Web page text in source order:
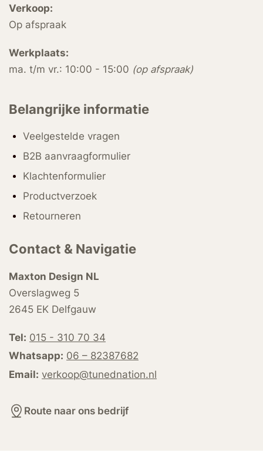
Verkoop:
Op afspraak
Werkplaats:
ma. t/m vr.: 10:00 - 15:00 (op afspraak)
Belangrijke informatie
Veelgestelde vragen
B2B aanvraagformulier
Klachtenformulier
Productverzoek
Retourneren
Contact & Navigatie
Maxton Design NL
Overslagweg 5
2645 EK Delfgauw
Tel: 015 - 310 70 34
Whatsapp: 06 – 82387682
Email: verkoop@tunednation.nl
Route naar ons bedrijf